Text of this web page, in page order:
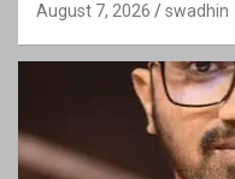
August 7, 2026 swadhin